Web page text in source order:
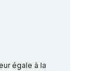
égale à la